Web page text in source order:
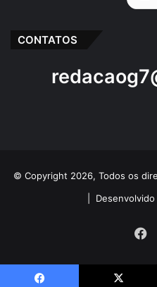
CONTATOS
© Copyright 2026, Todos os